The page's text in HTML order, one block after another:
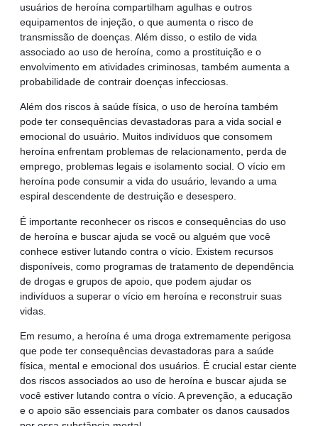
usuários de heroína compartilham agulhas e outros
equipamentos de injeção, o que aumenta o risco de
transmissão de doenças. Além disso, o estilo de vida
associado ao uso de heroína, como a prostituição e o
envolvimento em atividades criminosas, também aumenta a
probabilidade de contrair doenças infecciosas.
Além dos riscos à saúde física, o uso de heroína também
pode ter consequências devastadoras para a vida social e
emocional do usuário. Muitos indivíduos que consomem
heroína enfrentam problemas de relacionamento, perda de
emprego, problemas legais e isolamento social. O vício em
heroína pode consumir a vida do usuário, levando a uma
espiral descendente de destruição e desespero.
É importante reconhecer os riscos e consequências do uso
de heroína e buscar ajuda se você ou alguém que você
conhece estiver lutando contra o vício. Existem recursos
disponíveis, como programas de tratamento de dependência
de drogas e grupos de apoio, que podem ajudar os
indivíduos a superar o vício em heroína e reconstruir suas
vidas.
Em resumo, a heroína é uma droga extremamente perigosa
que pode ter consequências devastadoras para a saúde
física, mental e emocional dos usuários. É crucial estar ciente
dos riscos associados ao uso de heroína e buscar ajuda se
você estiver lutando contra o vício. A prevenção, a educação
e o apoio são essenciais para combater os danos causados